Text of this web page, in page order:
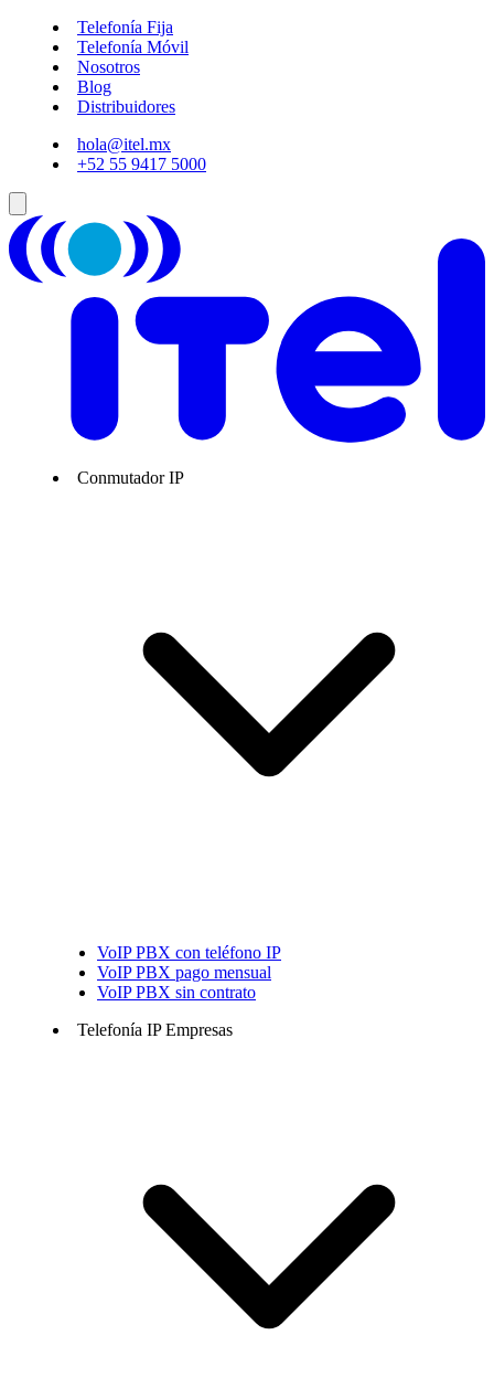
Telefonía Fija
Telefonía Móvil
Nosotros
Blog
Distribuidores
hola@itel.mx
+52 55 9417 5000
Conmutador IP
VoIP PBX con teléfono IP
VoIP PBX pago mensual
VoIP PBX sin contrato
Telefonía IP Empresas